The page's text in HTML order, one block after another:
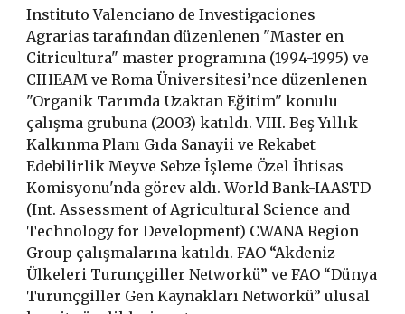
Instituto Valenciano de Investigaciones
Agrarias tarafından düzenlenen "Master en
Citricultura" master programına (1994-1995) ve
CIHEAM ve Roma Üniversitesi’nce düzenlenen
"Organik Tarımda Uzaktan Eğitim" konulu
çalışma grubuna (2003) katıldı. VIII. Beş Yıllık
Kalkınma Planı Gıda Sanayii ve Rekabet
Edebilirlik Meyve Sebze İşleme Özel İhtisas
Komisyonu'nda görev aldı. World Bank-IAASTD
(Int. Assessment of Agricultural Science and
Technology for Development) CWANA Region
Group çalışmalarına katıldı. FAO “Akdeniz
Ülkeleri Turunçgiller Networkü” ve FAO “Dünya
Turunçgiller Gen Kaynakları Networkü” ulusal